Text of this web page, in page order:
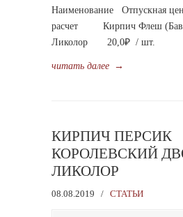
Наименование Отпускная
расчет Кирпич Флеш
Ликолор 20,0₽ / шт.
читать далее →
КИРПИЧ ПЕРСИК
КОРОЛЕВСКИЙ
ЛИКОЛОР
08.08.2019 / СТАТЬИ